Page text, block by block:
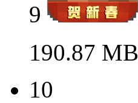
9
190.87 MB
10